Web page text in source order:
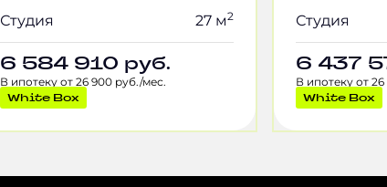
Студия 27 м2
6 584 910 руб.
В ипотеку от 26 900 руб./мес.
White Box
Студия
6 437
В ипотеку от
White Box